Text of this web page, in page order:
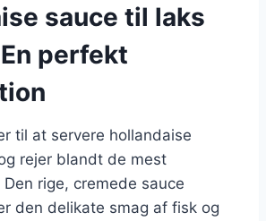
sauce til laks
perfekt
til at servere hollandaise
rejer blandt de mest
rige, cremede sauce
den delikate smag af fisk og